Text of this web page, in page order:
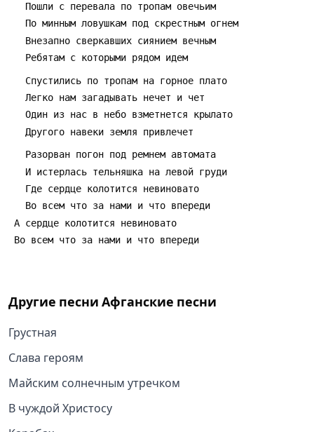
   Пошли с перевала по тропам овечьим
   По минным ловушкам под скрестным огнем
   Внезапно сверкавших сиянием вечным
   Ребятам с которыми рядом идем
   Спустились по тропам на горное плато
   Легко нам загадывать нечет и чет
   Один из нас в небо взметнется крылато
   Другого навеки земля привлечет
   Разорван погон под ремнем автомата
   И истерлась тельняшка на левой груди
   Где сердце колотится невиновато
   Во всем что за нами и что впереди
A сердце колотится невиновато
Во всем что за нами и что впереди
Другие песни Афганские песни
Грустная
Слава героям
Майским солнечным утречком
В чуждой Христосу